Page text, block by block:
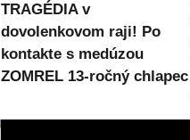
TRAGÉDIA v
dovolenkovom raji! Po
kontakte s medúzou
ZOMREL 13-ročný chlapec